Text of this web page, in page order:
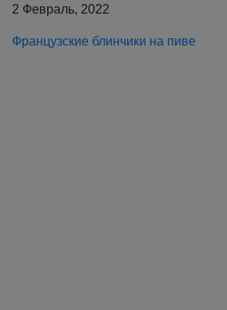
2 Февраль, 2022
Французские блинчики на пиве